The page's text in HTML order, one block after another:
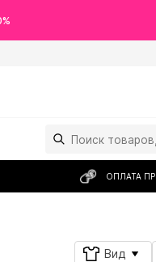
ОПЛАТА
Вид